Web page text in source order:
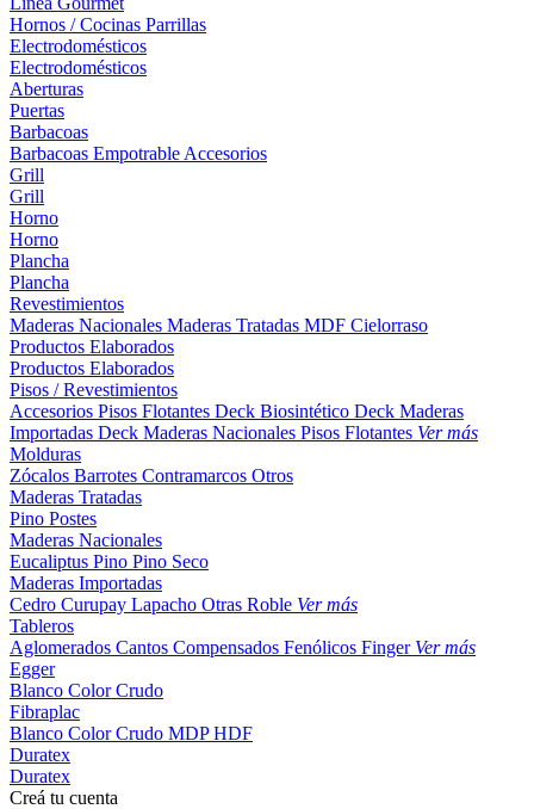
Hornos / Cocinas Parrillas
Electrodomésticos
Electrodomésticos
Aberturas
Puertas
Barbacoas
Barbacoas Empotrable Accesorios
Grill
Grill
Horno
Horno
Plancha
Plancha
Revestimientos
Maderas Nacionales Maderas Tratadas MDF Cielorraso
Productos Elaborados
Productos Elaborados
Pisos / Revestimientos
Accesorios Pisos Flotantes Deck Biosintético Deck Maderas
Importadas Deck Maderas Nacionales Pisos Flotantes Ver más
Molduras
Zócalos Barrotes Contramarcos Otros
Maderas Tratadas
Pino Postes
Maderas Nacionales
Eucaliptus Pino Pino Seco
Maderas Importadas
Cedro Curupay Lapacho Otras Roble Ver más
Tableros
Aglomerados Cantos Compensados Fenólicos Finger Ver más
Egger
Blanco ColorCrudo
Fibraplac
Blanco ColorCrudo MDPHDF
Duratex
Duratex
Creá tu cuenta